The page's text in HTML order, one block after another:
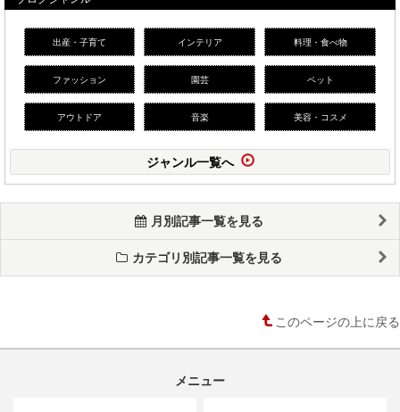
出産・子育て インテリア 料理・食べ物
ファッション 園芸 ペット
アウトドア 音楽 美容・コスメ
ジャンル一覧へ
月別記事一覧を見る
カテゴリ別記事一覧を見る
このページの上に戻る
メニュー